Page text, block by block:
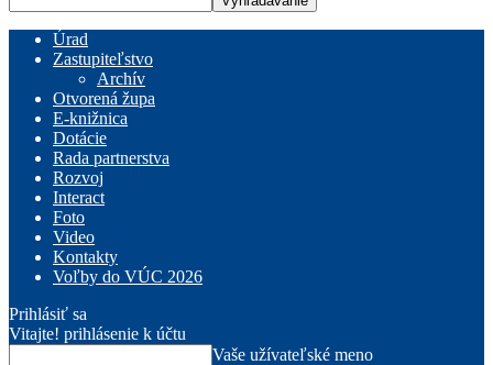
Úrad
Zastupiteľstvo
Archív
Otvorená župa
E-knižnica
Dotácie
Rada partnerstva
Rozvoj
Interact
Foto
Video
Kontakty
Voľby do VÚC 2026
Prihlásiť sa
Vitajte! prihlásenie k účtu
Vaše užívateľské meno